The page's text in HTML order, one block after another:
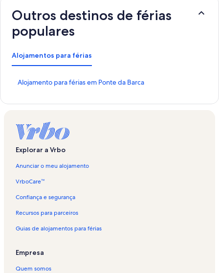
Outros destinos de férias
populares
Alojamentos para férias
Alojamento para férias em Ponte da Barca
H
l
i
a
ã
o
a
r
o
a
r
a
Explorar a Vrbo
Anunciar o meu alojamento
VrboCare™
Confiança e segurança
Recursos para parceiros
Guias de alojamentos para férias
Empresa
Quem somos